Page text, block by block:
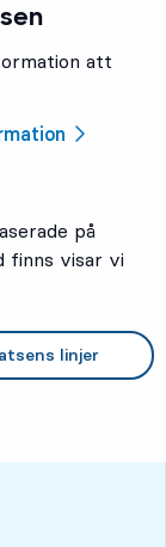
att
på
finns visar vi
linjer